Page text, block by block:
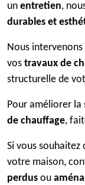
un entretien,
durables et
Nous
vos travaux de
structurelle de
Pour améliorer
de chauffage,
Si vous
votre maison,
perdus ou